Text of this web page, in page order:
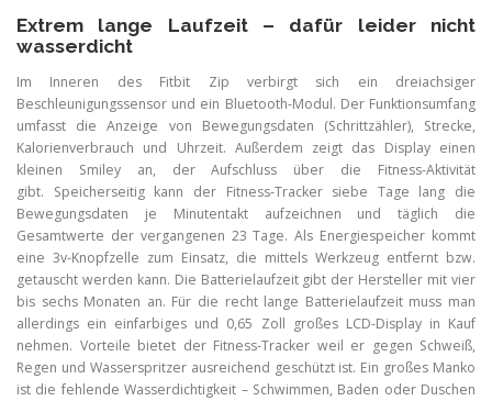
Extrem lange Laufzeit – dafür leider nicht
wasserdicht
Im Inneren des Fitbit Zip verbirgt sich ein dreiachsiger
Beschleunigungssensor und ein Bluetooth-Modul. Der Funktionsumfang
umfasst die Anzeige von Bewegungsdaten (Schrittzähler), Strecke,
Kalorienverbrauch und Uhrzeit. Außerdem zeigt das Display einen
kleinen Smiley an, der Aufschluss über die Fitness-Aktivität
gibt. Speicherseitig kann der Fitness-Tracker siebe Tage lang die
Bewegungsdaten je Minutentakt aufzeichnen und täglich die
Gesamtwerte der vergangenen 23 Tage. Als Energiespeicher kommt
eine 3v-Knopfzelle zum Einsatz, die mittels Werkzeug entfernt bzw.
getauscht werden kann. Die Batterielaufzeit gibt der Hersteller mit vier
bis sechs Monaten an. Für die recht lange Batterielaufzeit muss man
allerdings ein einfarbiges und 0,65 Zoll großes LCD-Display in Kauf
nehmen. Vorteile bietet der Fitness-Tracker weil er gegen Schweiß,
Regen und Wasserspritzer ausreichend geschützt ist. Ein großes Manko
ist die fehlende Wasserdichtigkeit – Schwimmen, Baden oder Duschen